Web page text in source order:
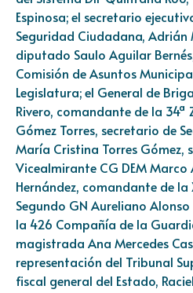
Espinosa; el secretario
Seguridad Ciudadana,
diputado Saulo Aguilar
Comisión de Asuntos
Legislatura; el General de
Rivero, comandante de la 34ª
Gómez Torres, secretario de
María Cristina Torres Gómez,
Vicealmirante CG DEM
Hernández, comandante de
Segundo GN Aureliano
la 426 Compañía de la
magistrada Ana Mercedes
representación del Tribunal
fiscal general del Estado,